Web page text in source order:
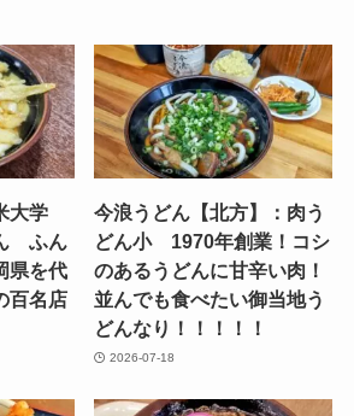
大学
ふん
県を代
百名店
今浪うどん【北方】：肉う
どん小 1970年創業！コシ
のあるうどんに甘辛い肉！
並んでも食べたい御当地う
どんなり！！！！！
2026-07-18